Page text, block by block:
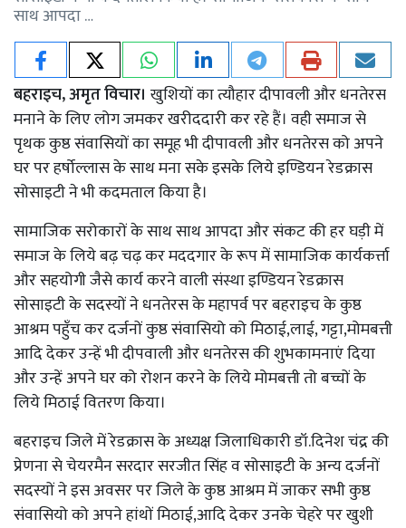
साथ आपदा …
बहराइच, अमृत विचार। खुशियों का त्यौहार दीपावली और धनतेरस
मनाने के लिए लोग जमकर खरीददारी कर रहे हैं। वही समाज से
पृथक कुष्ठ संवासियों का समूह भी दीपावली और धनतेरस को अपने
घर पर हर्षोल्लास के साथ मना सके इसके लिये इण्डियन रेडक्रास
सोसाइटी ने भी कदमताल किया है।
सामाजिक सरोकारों के साथ साथ आपदा और संकट की हर घड़ी में
समाज के लिये बढ़ चढ़ कर मददगार के रूप में सामाजिक कार्यकर्त्ता
और सहयोगी जैसे कार्य करने वाली संस्था इण्डियन रेडक्रास
सोसाइटी के सदस्यों ने धनतेरस के महापर्व पर बहराइच के कुष्ठ
आश्रम पहुँच कर दर्जनों कुष्ठ संवासियो को मिठाई,लाई, गट्टा,मोमबत्ती
आदि देकर उन्हें भी दीपवाली और धनतेरस की शुभकामनाएं दिया
और उन्हें अपने घर को रोशन करने के लिये मोमबत्ती तो बच्चों के
लिये मिठाई वितरण किया।
बहराइच जिले में रेडक्रास के अध्यक्ष जिलाधिकारी डॉ.दिनेश चंद्र की
प्रेणना से चेयरमैन सरदार सरजीत सिंह व सोसाइटी के अन्य दर्जनों
सदस्यों ने इस अवसर पर जिले के कुष्ठ आश्रम में जाकर सभी कुष्ठ
संवासियो को अपने हांथों मिठाई,आदि देकर उनके चेहरे पर खुशी